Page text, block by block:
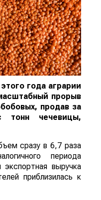
года аграрии
прорыв
продав за
чечевицы,
сразу в 6,7 раза
периода
выручка
приблизилась к